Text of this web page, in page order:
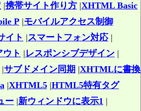
|携帯サイト作り方 |XHTML Basic
P|モバイルアクセス制御
イト |スマートフォン対応|
ウト |レスポンシブデザイン |
|サブドメイン同期 |XHTMLに書換
|XHTML5|HTML5特有タグ
ー |新ウィンドウに表示1 |